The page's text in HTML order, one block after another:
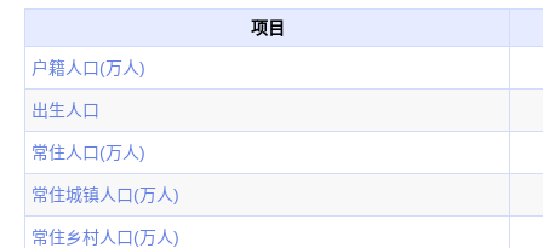
项目
户籍人口(万人)
出生人口
常住人口(万人)
常住城镇人口(万人)
常住乡村人口(万人)